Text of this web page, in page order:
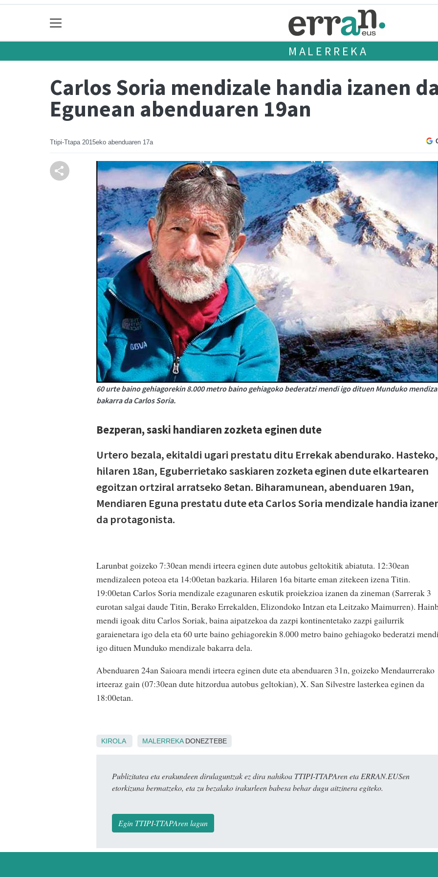
MALERREKA
Carlos Soria mendizale handia izanen
Egunean abenduaren 19an
Ttipi-Ttapa 2015eko abenduaren 17a
60 urte baino gehiagorekin 8.000 metro baino gehiagoko bederatzi mendi igo dituen Munduko
bakarra da Carlos Soria.
Bezperan, saski handiaren zozketa eginen dute
Urtero bezala, ekitaldi ugari prestatu ditu Errekak abendurako. Hasteko,
hilaren 18an, Eguberrietako saskiaren zozketa eginen dute elkartearen
egoitzan ortziral arratseko 8etan. Biharamunean, abenduaren 19an,
Mendiaren Eguna prestatu dute eta Carlos Soria mendizale handia
da protagonista.
Larunbat goizeko 7:30ean mendi irteera eginen dute autobus geltokitik abiatuta. 12:30ean
mendizaleen poteoa eta 14:00etan bazkaria. Hilaren 16a bitarte eman zitekeen izena Titin.
19:00etan Carlos Soria mendizale ezagunaren eskutik proiekzioa izanen da zineman (Sarrerak 3
eurotan salgai daude Titin, Berako Errekalden, Elizondoko Intzan eta Leitzako Maimurren).
mendi igoak ditu Carlos Soriak, baina aipatzekoa da zazpi kontinentetako zazpi gailurrik
garaienetara igo dela eta 60 urte baino gehiagorekin 8.000 metro baino gehiagoko bederatzi
igo dituen Munduko mendizale bakarra dela.
Abenduaren 24an Saioara mendi irteera eginen dute eta abenduaren 31n, goizeko Mendaurrerako
irteeraz gain (07:30ean dute hitzordua autobus geltokian), X. San Silvestre lasterkea eginen da
18:00etan.
KIROLA MALERREKADONEZTEBE
Publizitatea eta erakundeen dirulaguntzak ez dira nahikoa TTIPI-TTAPAren eta ERRAN.EUSen
etorkizuna bermatzeko, eta zu bezalako irakurleen babesa behar dugu aitzinera egiteko.
Egin TTIPI-TTAPAren lagun